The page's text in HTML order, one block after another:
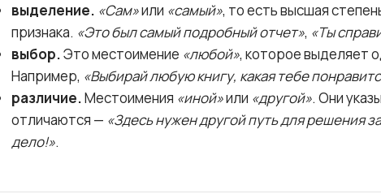
выделение. «Сам»или «самый», то есть высшая
признака. «Это был самый подробный отчет», «Ты
выбор.Это местоимение «любой», которое выделяет
Например, «Выбирай любую книгу, какая тебе
различие.Местоимения «иной»или «другой». Они
отличаются — «Здесь нужен другой путь для решения
дело!».